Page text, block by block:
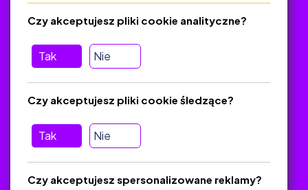
Regulamin
O platformie
Baza materiałów dydaktycznych
Jak zostać autorem
FAQ
Pomoc
Tak Nie
Czy akceptujesz pliki cookie analityczne?
Tak Nie
Czy akceptujesz pliki cookie śledzące?
Czy akceptujesz spersonalizowane reklamy?